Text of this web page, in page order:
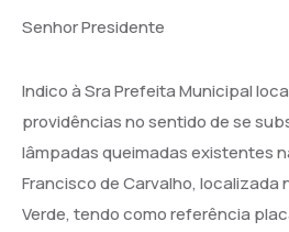
Senhor Presidente
Indico à Sra Prefeita Municipal
providências no sentido de se
lâmpadas queimadas existentes
Francisco de Carvalho, localizada
Verde, tendo como referência